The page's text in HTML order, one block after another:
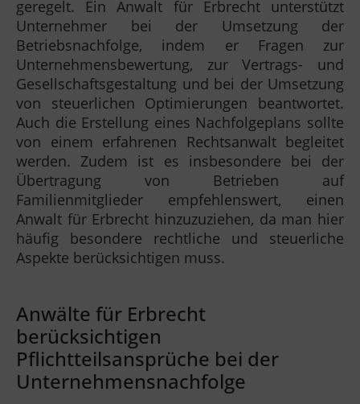
geregelt. Ein Anwalt für Erbrecht unterstützt
Unternehmer bei der Umsetzung der
Betriebsnachfolge, indem er Fragen zur
Unternehmensbewertung, zur Vertrags- und
Gesellschaftsgestaltung und bei der Umsetzung
von steuerlichen Optimierungen beantwortet.
Auch die Erstellung eines Nachfolgeplans sollte
von einem erfahrenen Rechtsanwalt begleitet
werden. Zudem ist es insbesondere bei der
Übertragung von Betrieben auf
Familienmitglieder empfehlenswert, einen
Anwalt für Erbrecht hinzuzuziehen, da man hier
häufig besondere rechtliche und steuerliche
Aspekte berücksichtigen muss.
Anwälte für Erbrecht
berücksichtigen
Pflichtteilsansprüche bei der
Unternehmensnachfolge